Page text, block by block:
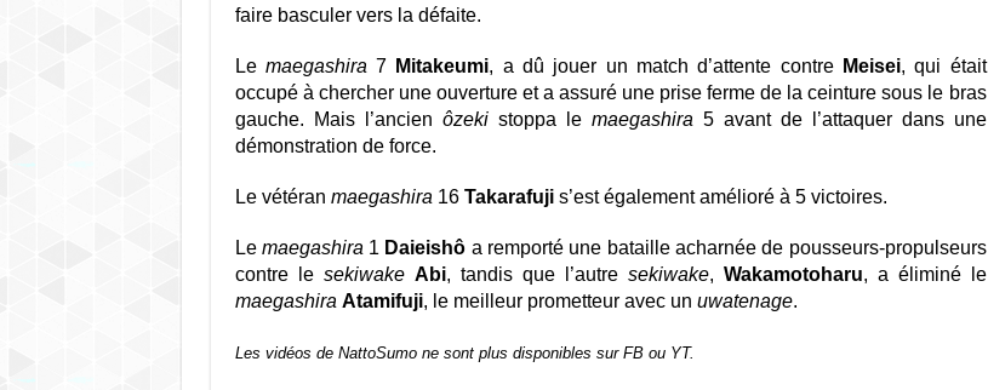
faire basculer vers la défaite.
Le maegashira 7 Mitakeumi, a dû jouer un match d’attente contre Meisei, qui était
occupé à chercher une ouverture et a assuré une prise ferme de la ceinture sous le bras
gauche. Mais l’ancien ôzekistoppa le maegashira 5 avant de l’attaquer dans une
démonstration de force.
Le vétéran maegashira 16 Takarafujis’est également amélioré à 5 victoires.
Le maegashira 1 Daieishô a remporté une bataille acharnée de pousseurs-propulseurs
contre le sekiwake Abi, tandis que l’autre sekiwake, Wakamotoharu, a éliminé le
maegashira Atamifuji, le meilleur prometteur avec un uwatenage.
Les vidéos de NattoSumo ne sont plus disponibles sur FB ou YT.